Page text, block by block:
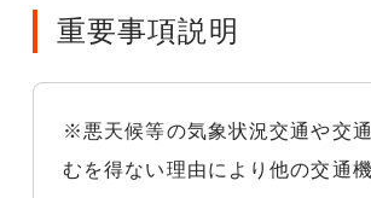
重要事項説明
※悪天候等の気象状況交通や交
むを得ない理由により他の交通